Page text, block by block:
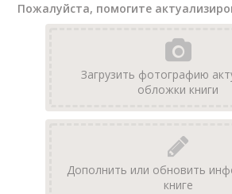
Пожалуйста, помогите
Загрузить фотографию
обложки книги
Дополнить или обновить
книге